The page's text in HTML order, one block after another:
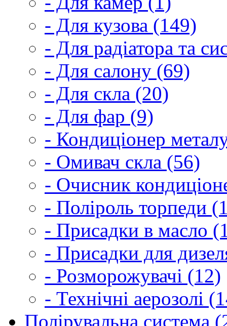
- Для кузова (149)
- Для радіатора та
- Для салону (69)
- Для скла (20)
- Для фар (9)
- Кондиціонер
- Омивач скла (56)
- Очисник
- Поліроль торпеди
- Присадки в масло
- Присадки для
- Розморожувачі (12)
- Технічні аерозолі
Полірувальна система